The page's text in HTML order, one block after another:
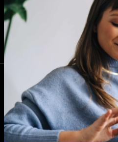
REFURBED SUOMI
SEURAA
Miksi